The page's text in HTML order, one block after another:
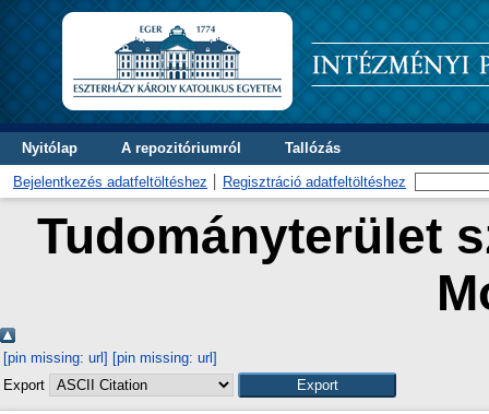
Nyitólap A repozitóriumról Tallózás
Bejelentkezés adatfeltöltéshez Regisztráció adatfeltöltéshez
Tudományterület
[pin missing: url] [pin missing: url]
Export